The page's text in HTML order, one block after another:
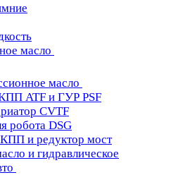
масло
масло
ATF и ГУР PSF
CVTF
робота DSG
и редуктор мост
и гидравлическое